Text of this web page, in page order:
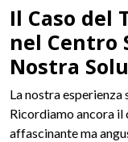
Il Caso del
nel Centro
Nostra
La nostra
Ricordiamo ancora il
affascinante ma